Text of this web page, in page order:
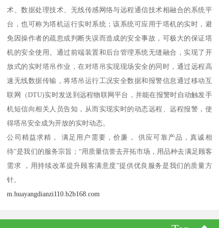
术、数据处理技术、无线传感网络与远程通信技术相融合的系统平
台，也可称为塔机运行实时系统；该系统可应用于塔机的实时，避
免因操作者的疏忽或判断失误而造成的安全事故，可极大的保证塔
机的安全使用。通过前端装置和后台管理系统无缝融合，实现了开
放式的实时塔吊作业，在对塔吊实现现场安全的同时，通过远程高
速无线数据传输，将塔吊运行工况安全数据和报警信息通过移动互
联网（DTU)实时发送到远程物联网平台，并能在报警时自动触发手
机短信向相关人员告知，从而实现实时的动态远程、远程报警，使
得塔吊安全成为开放的实时动态。
公司精益求精， 满足用户需要，价廉， 供应可靠产品，真诚相
待”是我们的服务宗旨；“用质量信誉去开拓市场，用品种去满足顾客
需求 ，用持续改革提升顾客满意度”提供优良服务是我们的质量方
针。
m.huayangdianzi110.b2b168.com